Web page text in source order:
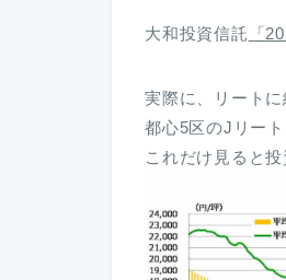
大和投資信託 「
実際に、リート
都心5区のJリー
これだけ見ると投